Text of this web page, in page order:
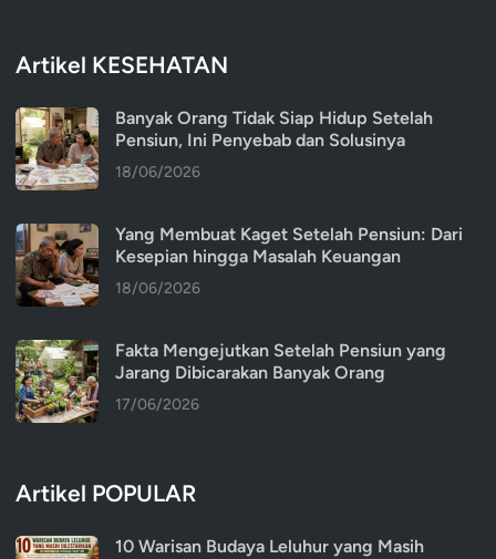
Artikel KESEHATAN
Banyak Orang Tidak Siap Hidup Setelah
Pensiun, Ini Penyebab dan Solusinya
18/06/2026
Yang Membuat Kaget Setelah Pensiun: Dari
Kesepian hingga Masalah Keuangan
18/06/2026
Fakta Mengejutkan Setelah Pensiun yang
Jarang Dibicarakan Banyak Orang
17/06/2026
Artikel POPULAR
10 Warisan Budaya Leluhur yang Masih